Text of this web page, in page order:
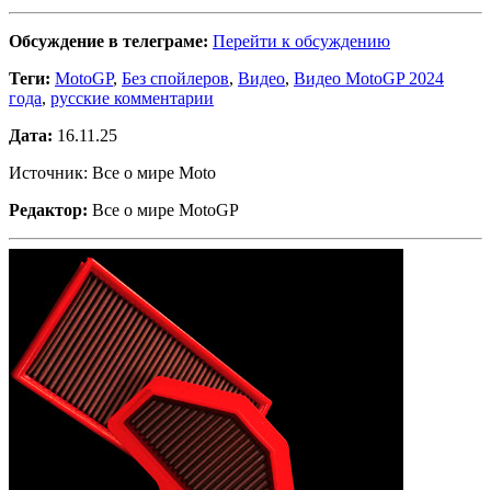
Обсуждение в телеграме: Перейти к обсуждению
Теги: MotoGP, Без спойлеров, Видео, Видео MotoGP 2024
года, русские комментарии
Дата: 16.11.25
Источник: Все о мире Moto
Редактор: Все о мире MotoGP